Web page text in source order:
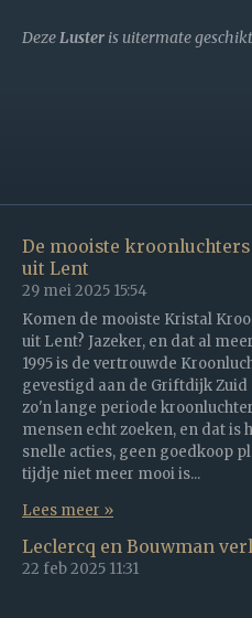
Deze Luster is uitermate
De mooiste
uit Lent
29 mei 2025 15:54
Komen de mooiste Kristal
uit Lent? Jazeker, en dat al
1995 is de vertrouwde
gevestigd aan de Griftdijk Zuid
zo'n lange periode
mensen echt zoeken, en dat is
snelle acties, geen goedkoop
tijdje niet meer mooi is...
Lees meer »
Leclercq en Bouwman
22 feb 2025 11:31